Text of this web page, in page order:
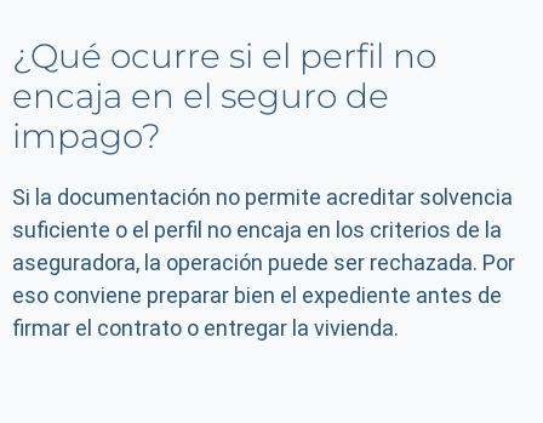
¿Qué ocurre si el perfil no
encaja en el seguro de
impago?
Si la documentación no permite acreditar solvencia
suficiente o el perfil no encaja en los criterios de la
aseguradora, la operación puede ser rechazada. Por
eso conviene preparar bien el expediente antes de
firmar el contrato o entregar la vivienda.